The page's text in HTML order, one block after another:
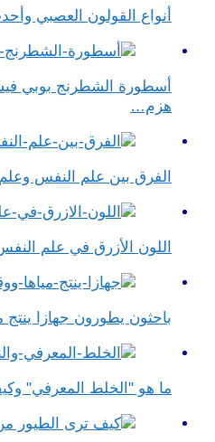
أنواع القولون العصبي
أسطورة الشطرنج بوبي
هزم…
الفرق بين علم النفس
اللون الأزرق في علم
باحثون يطورون جهازا
ما هو "الخلط المعرفي"